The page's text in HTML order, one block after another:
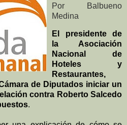
Por Balbueno
Medina
El presidente de
la Asociación
Nacional de
Hoteles y
Restaurantes,
de Diputados iniciar un
contra Roberto Salcedo
.